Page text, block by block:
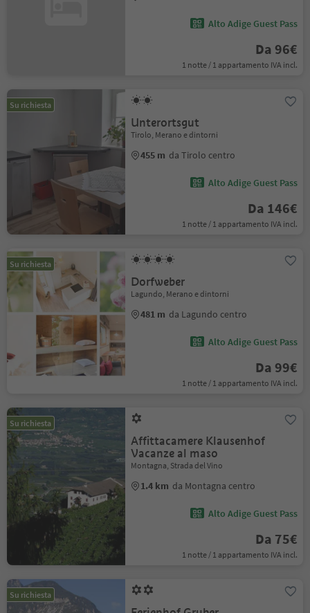
Alto Adige Guest Pass
Da 96€
1 notte / 1 appartamento IVA incl.
Su richiesta
Unterortsgut
Tirolo, Merano e dintorni
455 m da Tirolo centro
Alto Adige Guest Pass
Da 146€
1 notte / 1 appartamento IVA incl.
Su richiesta
Dorfweber
Lagundo, Merano e dintorni
481 m da Lagundo centro
Alto Adige Guest Pass
Da 99€
1 notte / 1 appartamento IVA incl.
Su richiesta
Affittacamere Klausenhof
Vacanze al maso
Montagna, Strada del Vino
1.4 km da Montagna centro
Alto Adige Guest Pass
Da 75€
1 notte / 1 appartamento IVA incl.
Su richiesta